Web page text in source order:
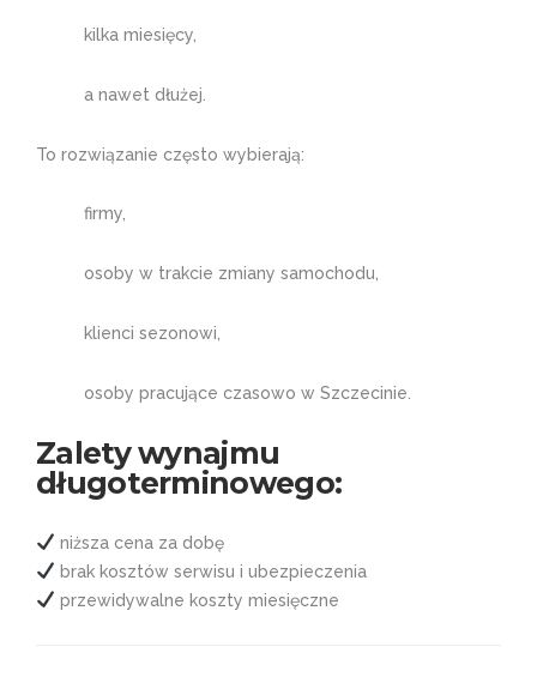
kilka miesięcy,
a nawet dłużej.
To rozwiązanie często wybierają:
firmy,
osoby w trakcie zmiany samochodu,
klienci sezonowi,
osoby pracujące czasowo w Szczecinie.
Zalety wynajmu
długoterminowego:
niższa cena za dobę
brak kosztów serwisu i ubezpieczenia
przewidywalne koszty miesięczne